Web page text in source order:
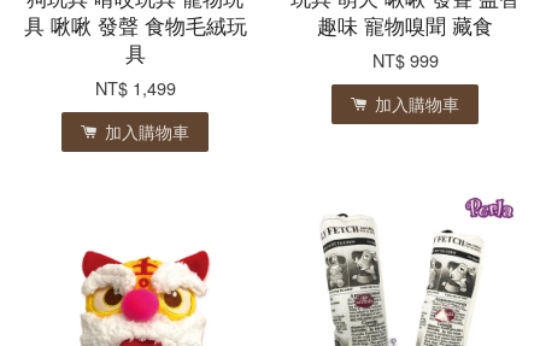
具 啾啾 發聲 食物毛絨玩
具
NT$ 1,499
加入購物車
趣味 寵物嗅聞 藏食
NT$ 999
加入購物車